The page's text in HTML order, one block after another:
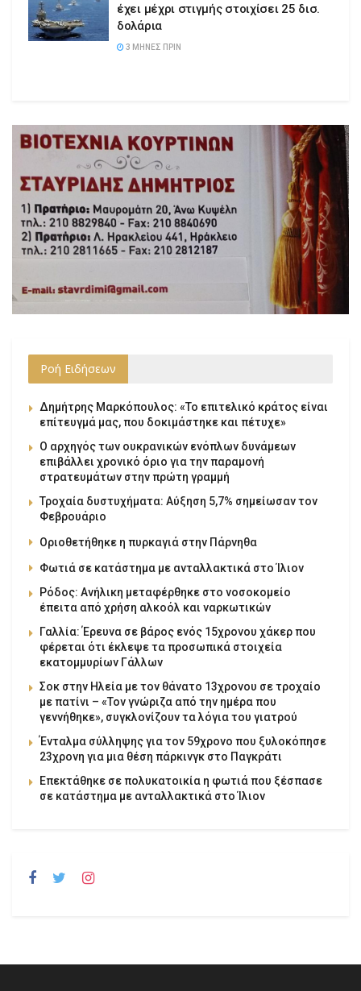
έχει μέχρι στιγμής στοιχίσει 25 δισ.
δολάρια
3 ΜΉΝΕΣ ΠΡΙΝ
Ροή Ειδήσεων
Δημήτρης Μαρκόπουλος: «Το επιτελικό κράτος είναι
επίτευγμά μας, που δοκιμάστηκε και πέτυχε»
Ο αρχηγός των ουκρανικών ενόπλων δυνάμεων
επιβάλλει χρονικό όριο για την παραμονή
στρατευμάτων στην πρώτη γραμμή
Τροχαία δυστυχήματα: Αύξηση 5,7% σημείωσαν τον
Φεβρουάριο
Οριοθετήθηκε η πυρκαγιά στην Πάρνηθα
Φωτιά σε κατάστημα με ανταλλακτικά στο Ίλιον
Ρόδος: Ανήλικη μεταφέρθηκε στο νοσοκομείο
έπειτα από χρήση αλκοόλ και ναρκωτικών
Γαλλία: Έρευνα σε βάρος ενός 15χρονου χάκερ που
φέρεται ότι έκλεψε τα προσωπικά στοιχεία
εκατομμυρίων Γάλλων
Σοκ στην Ηλεία με τον θάνατο 13χρονου σε τροχαίο
με πατίνι – «Τον γνώριζα από την ημέρα που
γεννήθηκε», συγκλονίζουν τα λόγια του γιατρού
Ένταλμα σύλληψης για τον 59χρονο που ξυλοκόπησε
23χρονη για μια θέση πάρκινγκ στο Παγκράτι
Επεκτάθηκε σε πολυκατοικία η φωτιά που ξέσπασε
σε κατάστημα με ανταλλακτικά στο Ίλιον